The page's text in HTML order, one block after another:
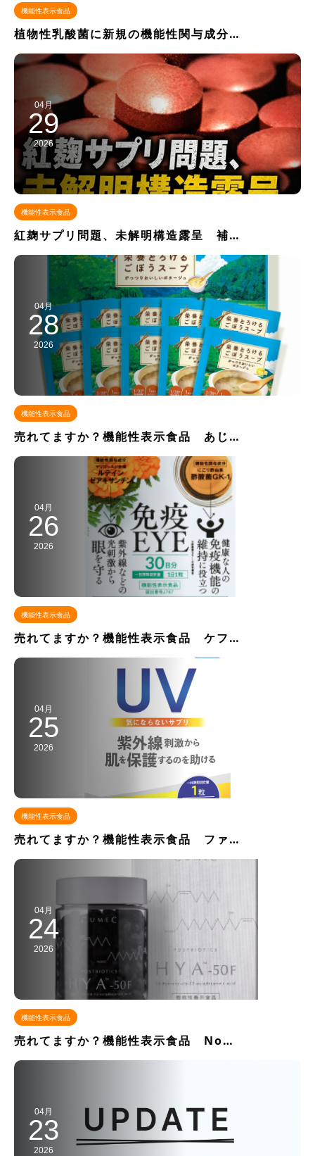
機能性表示食品
植物性乳酸菌に新規の機能性関与成分…
04月
29
2026
機能性表示食品
紅麹サプリ問題、未解明構造露呈 補…
04月
28
2026
機能性表示食品
売れてますか？機能性表示食品 あじ…
04月
26
2026
機能性表示食品
売れてますか？機能性表示食品 ケフ…
04月
25
2026
機能性表示食品
売れてますか？機能性表示食品 ファ…
04月
24
2026
機能性表示食品
売れてますか？機能性表示食品 No…
04月
23
2026